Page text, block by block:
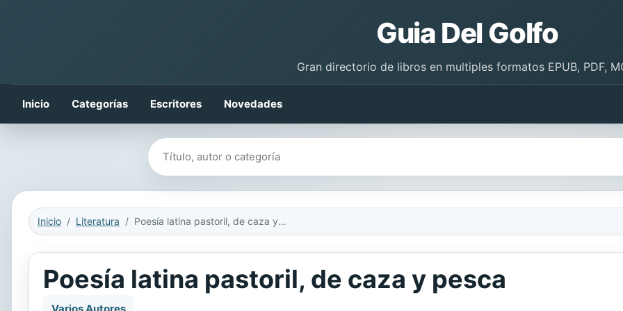
Guia Del Golfo
Gran directorio de libros en multiples formatos EPUB, PDF,
Inicio Categorías Escritores Novedades
Buscar libros
Inicio Literatura Poesía latina pastoril, de caza y pesca
Poesía latina pastoril, de caza y pesca